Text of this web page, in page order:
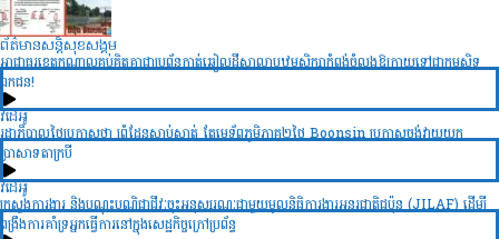
ព័ត៌មានសន្តិសុខ​សង្គម
អាជ្ញាធរខេត្តកណ្តាលគប់គិតគ្នាជាប្រព័ន្ធកាត់ឆ្វៀលដីសាលាបឋមសិក្សាកំពង់ចំលងឱ្យក្លាយទៅជាកម្មសិទ្ធ
ឯកជន!
វីដេអូ
រដ្ឋាភិបាលថៃប្រកាសថា ព្រំដែនស្ងាប់ស្ងាត់ តែមេទ័ពភូមិភាគ២ថៃ Boonsin ប្រកាសចង់វាយយក
ប្រាសាទតាក្របី
វីដេអូ
ក្រសួងការងារ និងបណ្ដុះបណ្វិជ្ជាជីវៈចុះអនុស្សរណៈជាមួយមូលនិធិការងារអន្ដរជាតិជប៉ុន (JILAF) ដើម្បី
ពង្រឹងការគាំទ្រអ្នកធ្វើការនៅក្នុងសេដ្ឋកិច្ចក្រៅប្រព័ន្ធ